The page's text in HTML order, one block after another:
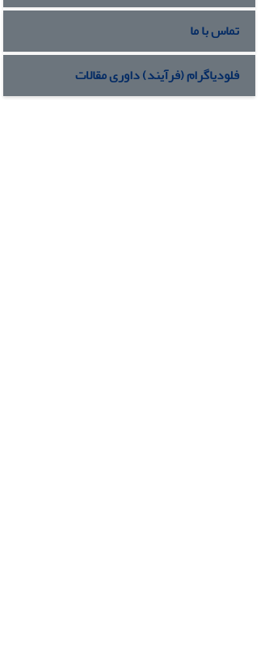
تماس با ما
فلودیاگرام (فرآیند) داوری مقالات